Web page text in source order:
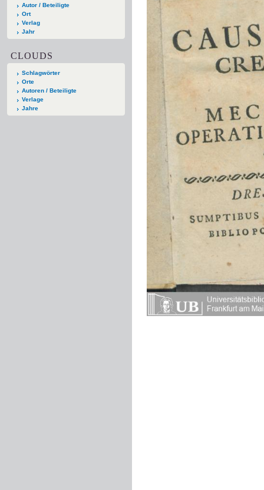
Autor / Beteiligte
Ort
Verlag
Jahr
CLOUDS
Schlagwörter
Orte
Autoren / Beteiligte
Verlage
Jahre